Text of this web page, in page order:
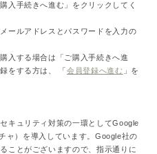
入手続きへ進む」をクリックしてく
ールアドレスとパスワードを入力の
入する場合は「ご購入手続きへ進
をする方は、 「会員登録へ進む 」を
キュリティ対策の一環としてGoogle
ャ）を導入しています。Google社の
ことがございますので、指示通りに